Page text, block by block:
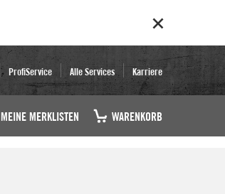
ProfiService Alle Services Karriere
MEINE MERKLISTEN WARENKORB